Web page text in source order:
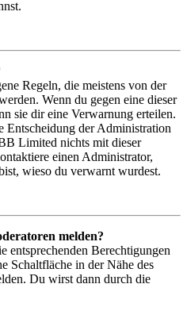
Regeln, die meistens von der
Wenn du gegen eine dieser
sie dir eine Verwarnung erteilen.
Entscheidung der Administration
Limited nichts mit dieser
einen Administrator,
wieso du verwarnt wurdest.
melden?
entsprechenden Berechtigungen
Schaltfläche in der Nähe des
Du wirst dann durch die